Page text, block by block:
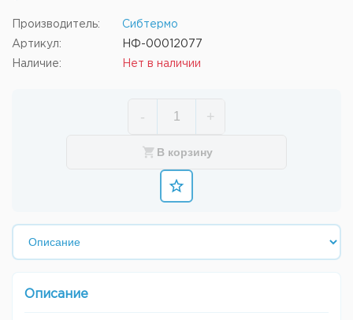
Производитель: Сибтермо
Артикул: НФ-00012077
Наличие: Нет в наличии
- +
В корзину
Описание